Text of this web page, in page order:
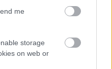
me
storage
on web or